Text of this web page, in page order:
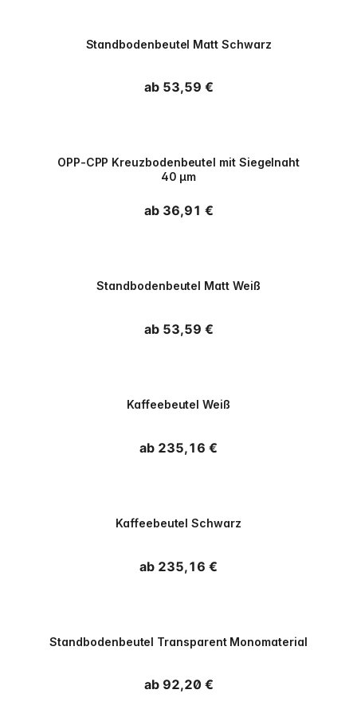
Standbodenbeutel Matt Schwarz
Normaler Preis
ab 53,59 €
OPP-CPP Kreuzbodenbeutel mit Siegelnaht
40 µm
Normaler Preis
ab 36,91 €
Standbodenbeutel Matt Weiß
Normaler Preis
ab 53,59 €
Kaffeebeutel Weiß
Normaler Preis
ab 235,16 €
Kaffeebeutel Schwarz
Normaler Preis
ab 235,16 €
Standbodenbeutel Transparent Monomaterial
Normaler Preis
ab 92,20 €